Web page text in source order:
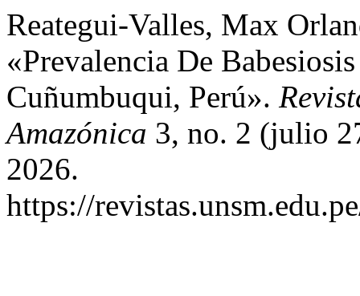
Reategui-Valles, Max
«Prevalencia De
Cuñumbuqui, Perú».
Amazónica 3, no. 2 (julio
2026.
https://